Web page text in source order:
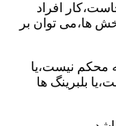
افراد
ها،می توان بر
محکم نیست،یا
بلبرینگ ها